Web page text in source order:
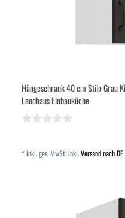
Hängeschrank 40 cm Stilo Grau
Landhaus Einbauküche
*inkl. ges. MwSt.inkl.Versand nach DE